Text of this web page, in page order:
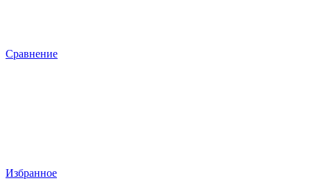
Сравнение
Избранное